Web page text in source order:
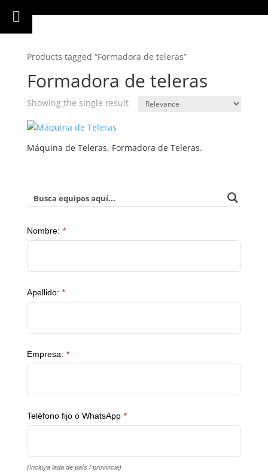
Products tagged “Formadora de teleras”
Formadora de teleras
Showing the single result
Máquina de Teleras, Formadora de Teleras.
Nombre: *
Apellido: *
Empresa: *
Teléfono fijo o WhatsApp *
(Incluya lada de país / provincia)